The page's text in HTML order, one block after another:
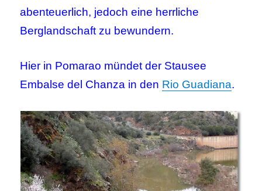
abenteuerlich, jedoch eine herrliche
Berglandschaft zu bewundern.
Hier in Pomarao mündet der Stausee
Embalse del Chanza in den Rio Guadiana.